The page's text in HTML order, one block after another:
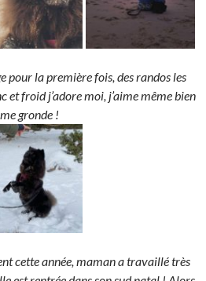
pour la première fois, des randos les
et froid j’adore moi, j’aime même bien
gronde !
cette année, maman a travaillé très